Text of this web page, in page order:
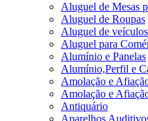
Aluguel de Mesas
Aluguel de Roupas
Aluguel de veículos
Aluguel para
Alumínio e Panelas
Alumínio,Perfil e
Amolação e
Amolação e
Antiquário
Aparelhos